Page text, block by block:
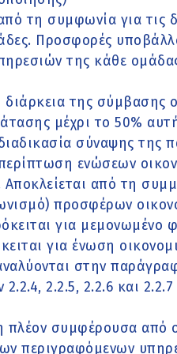
τη συμφωνία για τις
Προσφορές
της κάθε
της σύμβασης
μέχρι το 50%
σύναψης της
ενώσεων
από τη
προσφέρων
για μεμονωμένο
για ένωση
στην
2.2.5, 2.2.6 και 2.2.7
πλέον συμφέρουσα από
περιγραφόμενων